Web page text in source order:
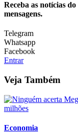
Receba as notícias
mensagens.
Telegram
Whatsapp
Facebook
Entrar
Veja Também
Economia